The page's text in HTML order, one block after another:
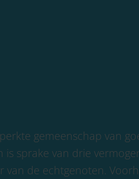
gemeenschap van
sprake van drie
van de echtgenoten.